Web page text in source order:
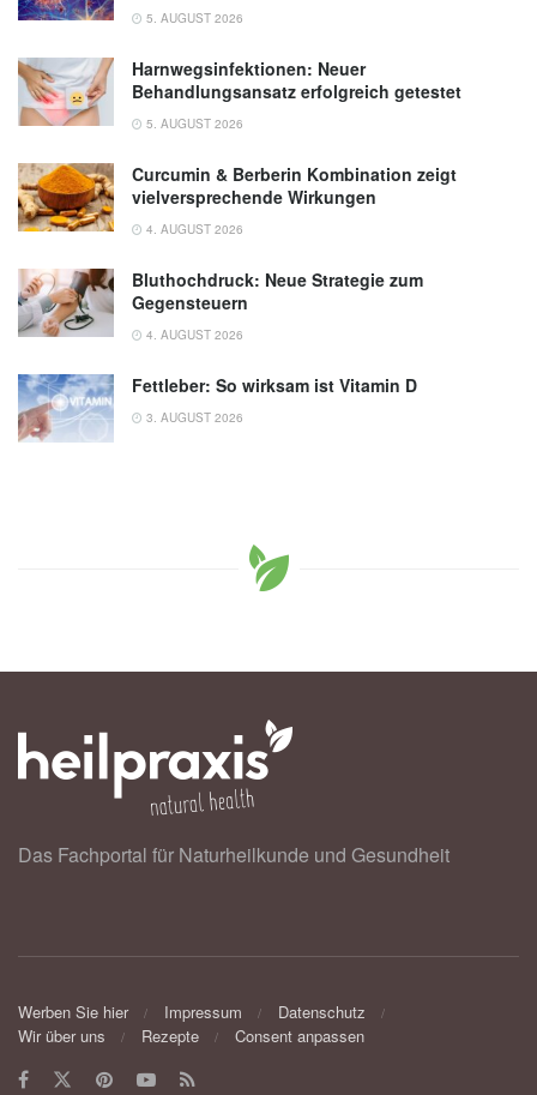
5. AUGUST 2026
Harnwegsinfektionen: Neuer
Behandlungsansatz erfolgreich getestet
5. AUGUST 2026
Curcumin & Berberin Kombination zeigt
vielversprechende Wirkungen
4. AUGUST 2026
Bluthochdruck: Neue Strategie zum
Gegensteuern
4. AUGUST 2026
Fettleber: So wirksam ist Vitamin D
3. AUGUST 2026
Das Fachportal für Naturheilkunde und Gesundheit
Werben Sie hier Impressum
Datenschutz
Wir über uns
Rezepte Consent anpassen